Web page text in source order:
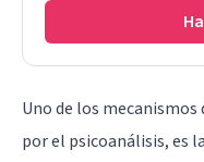
Uno de los mecanismos
por el psicoanálisis, es